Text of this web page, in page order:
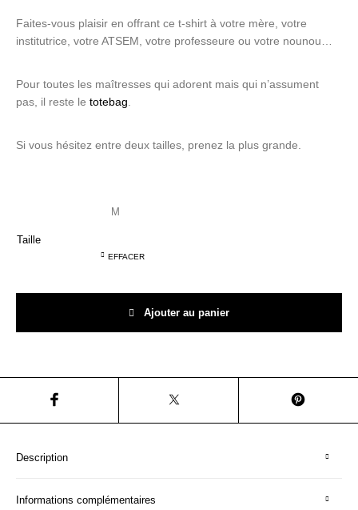
Nomade forever
plaît!
C'est déco!
être
Hé! les T-shirts
Faites-vous plaisir en offrant ce t-shirt à votre mère, votre
institutrice, votre ATSEM, votre professeure ou votre nounou…
Pour toutes les maîtresses qui adorent mais qui n’assument
pas, il reste letotebag
Si vous hésitez entre deux tailles, prenez la plus grande.
Taille
EFFACER
Ajouter au panier
Description
Informations complémentaires